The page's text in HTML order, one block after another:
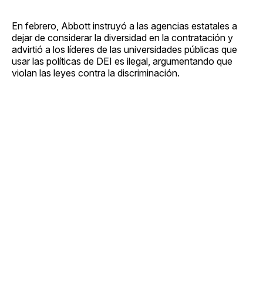
En febrero, Abbott instruyó a las agencias estatales a
dejar de considerar la diversidad en la contratación y
advirtió a los líderes de las universidades públicas que
usar las políticas de DEI es ilegal, argumentando que
violan las leyes contra la discriminación.